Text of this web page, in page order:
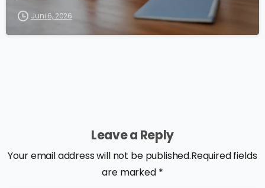
Juni 6, 2026
Leave a Reply
Your email address will not be published.Required fields
are marked *